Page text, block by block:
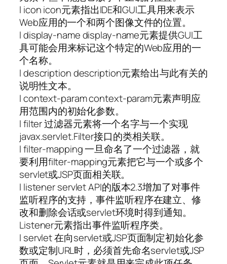
l icon icon元素指出IDE和GUI工具用来表示
Web应用的一个和两个图像文件的位置。
l display-name display-name元素提供GUI工
具可能会用来标记这个特定的Web应用的一
个名称。
l description description元素给出与此有关的
说明性文本。
l context-param context-param元素声明应
用范围内的初始化参数。
l filter 过滤器元素将一个名字与一个实现
javax.servlet.Filter接口的类相关联。
l filter-mapping 一旦命名了一个过滤器，就
要利用filter-mapping元素把它与一个或多个
servlet或JSP页面相关联。
l listener servlet API的版本2.3增加了对事件
监听程序的支持，事件监听程序在建立、修
改和删除会话或servlet环境时得到通知。
Listener元素指出事件监听程序类。
l servlet 在向servlet或JSP页面制定初始化参
数或定制URL时，必须首先命名servlet或JSP